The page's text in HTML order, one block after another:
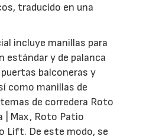
traducido en una
incluye manillas para
estándar y de palanca
balconeras y
como manillas de
de corredera Roto
| Max, Roto Patio
Lift. De este modo, se